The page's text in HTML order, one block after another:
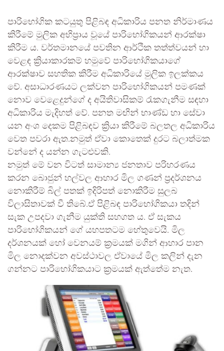
පාරිභෝගික කටයුතු පිළිබඳ අධිකාරිය පනත නිර්මාණය
කිරීමේ මුලික අභිප්‍රාය වූයේ පාරිභෝගිකයන් ආරක්ෂා
කිරීම ය. වර්තමානයේ පවතින ආර්ථික තත්ත්වයන් හා
වෙළඳ ක්‍රියාකාරකම් හමුවේ පාරිභෝගිකයාගේ
ආරක්ෂාව සහතික කිරීම අධිකාරියේ මුලික ඉලක්කය
වේ. අසාධාරණයට ලක්වන පාරිභෝගිකයන් පමණක්
නොව වෙළෙදුන්ගේ ද අයිතිවාසිකම් රැකගැනීම සඳහා
අධිකාරිය මැදිහත් වේ. පනත මඟින් භාණ්ඩ හා සේවා
යන අංශ දෙකම පිළිබඳව ක්‍රියා කිරීමේ බලතල අධිකාරිය
වෙත පවරා ඇත.නමුත් ඒවා කොතෙක් දුරට බලාත්මක
වන්නේ ද යන්න ගැටළුවකි.
නමුත් මේ වන විටත් සාමාන්‍ය ජනතාව පරිහරණය
කරන බොජුන් හල්වල ආහාර මිල ගණන් ප්‍රදර්ශනය
නොකිරීම් බිල් පතක් ඉදිරිපත් නොකිරීම සුලබ
විලාසිතාවක් වී තිබේ.ඒ පිළිබඳ පාරිභෝගිකයා තදින්
සැක උපදවා ගැනීම යුක්ති සහගත ය. ඒ සැකය
පාරිභෝගිකයන් ගේ යහපතටම හේතුවෙයි. මිල
දර්ශනයක් හෝ වෙනයම් ක්‍රමයක් මගින් ආහාර පාන
මිල නොදක්වන අවස්ථාවල ඒවායේ මිල කලින් දැන
ගන්නට පාරිභෝගිකයාට ක්‍රමයක් ඇත්තේම නැත.